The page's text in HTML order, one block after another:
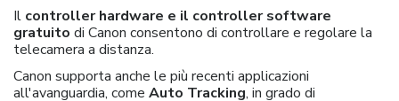
Il controller hardware e il controller software
gratuito di Canon consentono di controllare e regolare la
telecamera a distanza.
Canon supporta anche le più recenti applicazioni
all'avanguardia, come Auto Tracking, in grado di